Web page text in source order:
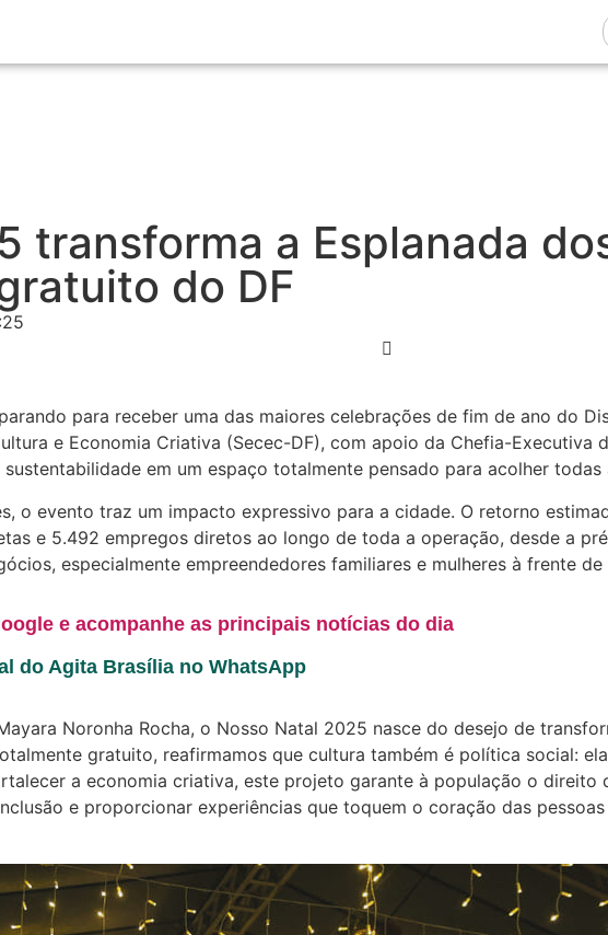
transforma a Esplanada
do DF
para receber uma das maiores celebrações de fim de ano do
e Economia Criativa (Secec-DF), com apoio da Chefia-Executiva
em um espaço totalmente pensado para acolher todas
o evento traz um impacto expressivo para a cidade. O retorno
e 5.492 empregos diretos ao longo de toda a operação, desde a
especialmente empreendedores familiares e mulheres à frente
e acompanhe as principais notícias do dia
do Agita Brasília no WhatsApp
Noronha Rocha, o Nosso Natal 2025 nasce do desejo de
gratuito, reafirmamos que cultura também é política social:
a economia criativa, este projeto garante à população o
e proporcionar experiências que toquem o coração das